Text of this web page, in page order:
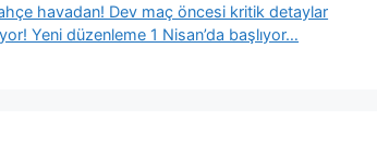
havadan! Dev maç öncesi kritik detaylar
Yeni düzenleme 1 Nisan’da başlıyor…